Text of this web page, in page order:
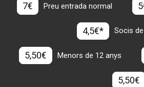
7€ Preu entrada normal
4,5€* Socis
5,50€ Menors de 12 anys
5,50€